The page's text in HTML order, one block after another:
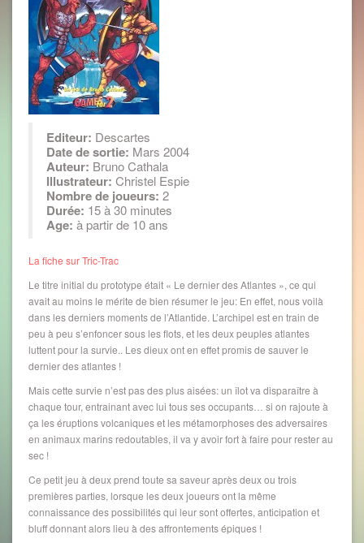
Editeur: Descartes
Date de sortie: Mars 2004
Auteur: Bruno Cathala
Illustrateur: Christel Espie
Nombre de joueurs: 2
Durée: 15 à 30 minutes
Age: à partir de 10 ans
La fiche sur Tric-Trac
Le titre initial du prototype était « Le dernier des Atlantes », ce qui
avait au moins le mérite de bien résumer le jeu: En effet, nous voilà
dans les derniers moments de l’Atlantide. L’archipel est en train de
peu à peu s’enfoncer sous les flots, et les deux peuples atlantes
luttent pour la survie.. Les dieux ont en effet promis de sauver le
dernier des atlantes !
Mais cette survie n’est pas des plus aisées: un îlot va disparaître à
chaque tour, entrainant avec lui tous ses occupants… si on rajoute à
ça les éruptions volcaniques et les métamorphoses des adversaires
en animaux marins redoutables, il va y avoir fort à faire pour rester au
sec !
Ce petit jeu à deux prend toute sa saveur après deux ou trois
premières parties, lorsque les deux joueurs ont la même
connaissance des possibilités qui leur sont offertes, anticipation et
bluff donnant alors lieu à des affrontements épiques !